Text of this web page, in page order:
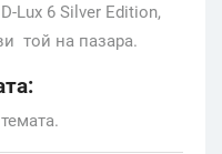
Lux 6 Silver Edition,
той на пазара.